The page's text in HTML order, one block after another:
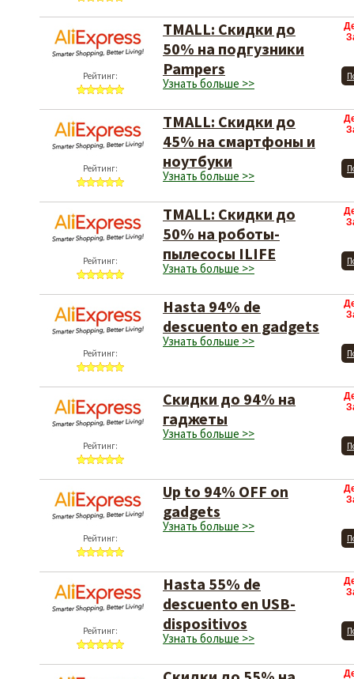
Рейтинг:
TMALL: Скидки до
50% на подгузники
Pampers
Узнать больше >>
Рейтинг:
TMALL: Скидки до
45% на смартфоны и
ноутбуки
Узнать больше >>
Рейтинг:
TMALL: Скидки до
50% на роботы-
пылесосы ILIFE
Узнать больше >>
Рейтинг:
Hasta 94% de
descuento en gadgets
Узнать больше >>
Рейтинг:
Скидки до 94% на
гаджеты
Узнать больше >>
Рейтинг:
Up to 94% OFF on
gadgets
Узнать больше >>
Рейтинг:
Hasta 55% de
descuento en USB-
dispositivos
Узнать больше >>